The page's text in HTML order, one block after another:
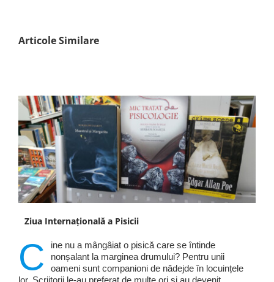
Articole Similare
Ziua Internațională a Pisicii
C
ine nu a mângâiat o pisică care se întinde
nonșalant la marginea drumului? Pentru unii
oameni sunt companioni de nădejde în locuințele
lor. Scriitorii le-au preferat de multe ori și au devenit